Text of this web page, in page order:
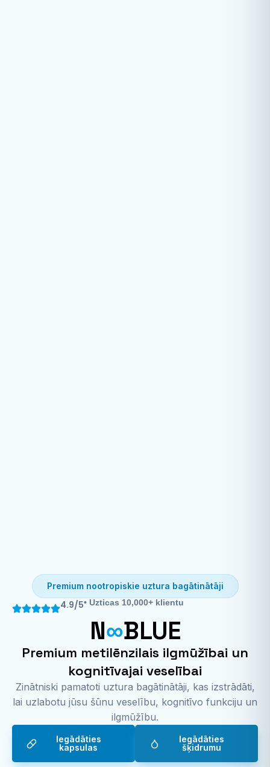
Premium nootropiskie uztura bagātinātāji
4.9/5• Uzticas 10,000+ klientu
N∞BLUE
Premium metilēnzilais ilgmūžībai un
kognitīvajai veselībai
Zinātniski pamatoti uztura bagātinātāji, kas izstrādāti,
lai uzlabotu jūsu šūnu veselību, kognitīvo funkciju un
ilgmūžību.
Iegādāties
kapsulas
Iegādāties
šķidrumu